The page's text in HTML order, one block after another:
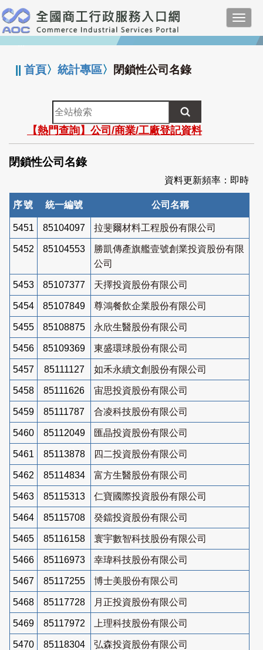
跳
到
主
要
:::
||首頁〉統計專區〉 閉鎖性公司名錄
全
站
檢
索
【熱門查詢】公司/商業/工廠登記資料
閉鎖性公司名錄
資料更新頻率：即時
序號 統一編號 公司名稱
5451 85104097 拉斐爾材料工程股份有限公司
5452 85104553
勝凱傳產旗艦壹號創業投資股份有限
公司
5453 85107377 天擇投資股份有限公司
5454 85107849 尊鴻餐飲企業股份有限公司
5455 85108875 永欣生醫股份有限公司
5456 85109369 東盛環球股份有限公司
5457 85111127 如禾永續文創股份有限公司
5458 85111626 宙思投資股份有限公司
5459 85111787 合凌科技股份有限公司
5460 85112049 匯晶投資股份有限公司
5461 85113878 四二投資股份有限公司
5462 85114834 富方生醫股份有限公司
5463 85115313 仁寶國際投資股份有限公司
5464 85115708 癸鐺投資股份有限公司
5465 85116158 寰宇數智科技股份有限公司
5466 85116973 幸瑋科技股份有限公司
5467 85117255 博士美股份有限公司
5468 85117728 月正投資股份有限公司
5469 85117972 上理科技股份有限公司
5470 85118304 弘森投資股份有限公司